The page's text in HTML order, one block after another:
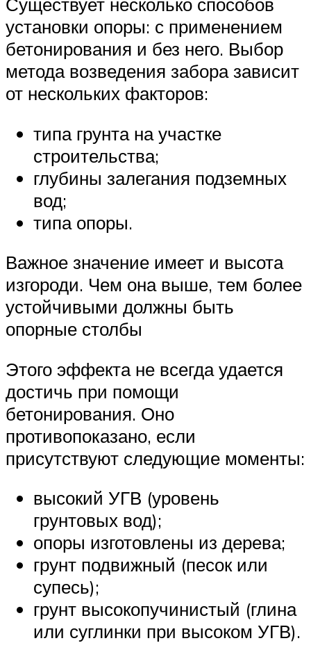
установки опоры: с применением
бетонирования и без него. Выбор
метода возведения забора зависит
от нескольких факторов:
типа грунта на участке
строительства;
глубины залегания подземных
вод;
типа опоры.
Важное значение имеет и высота
изгороди. Чем она выше, тем более
устойчивыми должны быть
опорные столбы
Этого эффекта не всегда удается
достичь при помощи
бетонирования. Оно
противопоказано, если
присутствуют следующие моменты:
высокий УГВ (уровень
грунтовых вод);
опоры изготовлены из дерева;
грунт подвижный (песок или
супесь);
грунт высокопучинистый (глина
или суглинки при высоком УГВ).